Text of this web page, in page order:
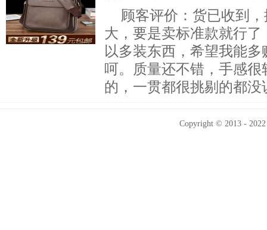
顾客评价：货已收到
大，要是卖标准款就行
以多装东西，希望我能
呵。质量还不错，手感
的，一贯都很挑剔的都没
Copyright © 2013 -